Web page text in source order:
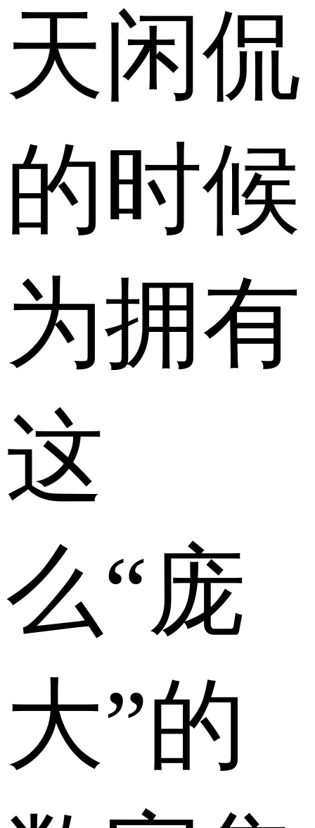
天闲侃
的时候
为拥有
这
么“庞
大”的